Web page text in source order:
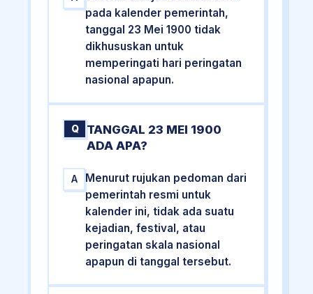
pada kalender pemerintah,
tanggal 23 Mei 1900 tidak
dikhususkan untuk
memperingati hari peringatan
nasional apapun.
Q
TANGGAL 23 MEI 1900
ADA APA?
A
Menurut rujukan pedoman dari
pemerintah resmi untuk
kalender ini, tidak ada suatu
kejadian, festival, atau
peringatan skala nasional
apapun di tanggal tersebut.